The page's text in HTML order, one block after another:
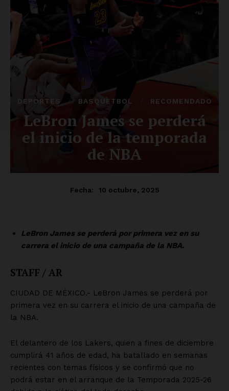
Del Siglo
Empresa
Nosotros
Contacto
Políticas del Sitio
Información Propietaria / Financiación
Mi cuenta